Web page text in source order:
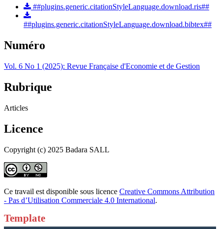
##plugins.generic.citationStyleLanguage.download.ris##
##plugins.generic.citationStyleLanguage.download.bibtex##
Numéro
Vol. 6 No 1 (2025): Revue Française d'Economie et de Gestion
Rubrique
Articles
Licence
Copyright (c) 2025 Badara SALL
Ce travail est disponible sous licence Creative Commons Attribution
- Pas d’Utilisation Commerciale 4.0 International.
Template